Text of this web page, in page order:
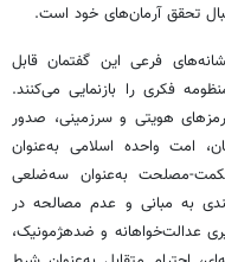
تحقق آرمان‌های خود است.
فرعی این گفتمان قابل
فکری را بازنمایی می‌کنند.
هویتی و سرزمینی، صدور
امت واحده اسلامی به‌عنوان
مصلحت به‌عنوان سه‌ضلعی
به مبانی و عدم مصالحه در
عدالت‌خواهانه و ضدهژمونیک،